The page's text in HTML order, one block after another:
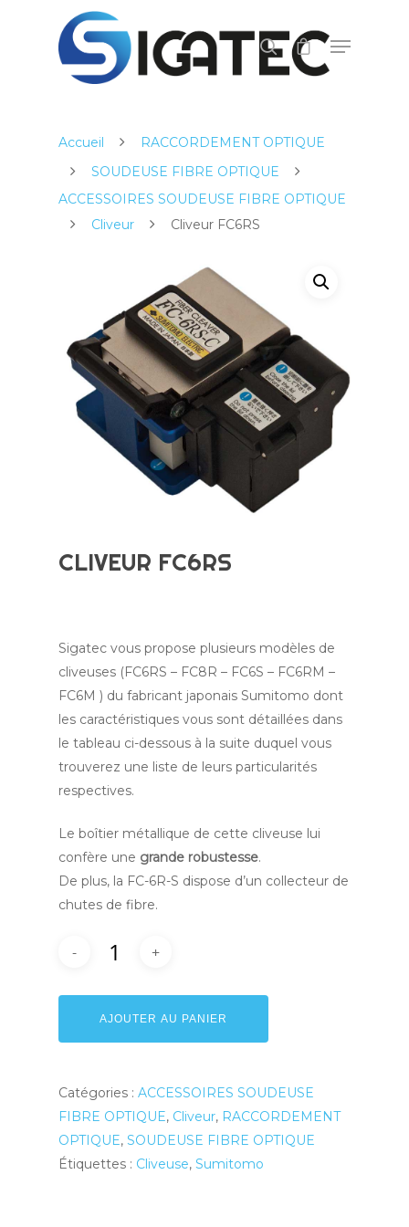
Accueil
RACCORDEMENT OPTIQUE
SOUDEUSE FIBRE OPTIQUE
ACCESSOIRES SOUDEUSE FIBRE OPTIQUE
Cliveur
Cliveur FC6RS
CLIVEUR FC6RS
Sigatec vous propose plusieurs modèles de
cliveuses (FC6RS – FC8R – FC6S – FC6RM –
FC6M ) du fabricant japonais Sumitomo dont
les caractéristiques vous sont détaillées dans
le tableau ci-dessous à la suite duquel vous
trouverez une liste de leurs particularités
respectives.
Le boîtier métallique de cette cliveuse lui
confère une grande robustesse.
De plus, la FC-6R-S dispose d’un collecteur de
chutes de fibre.
AJOUTER AU PANIER
Catégories : ACCESSOIRES SOUDEUSE
FIBRE OPTIQUE, Cliveur, RACCORDEMENT
OPTIQUE, SOUDEUSE FIBRE OPTIQUE
Étiquettes : Cliveuse, Sumitomo